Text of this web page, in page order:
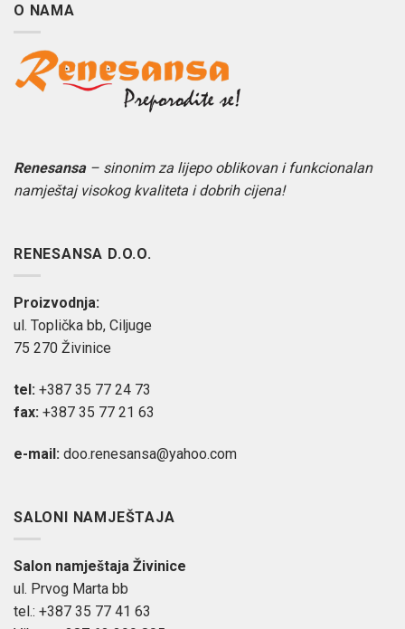
O NAMA
Renesansa– sinonim za lijepo oblikovan i funkcionalan
namještaj visokog kvaliteta i dobrih cijena!
RENESANSA D.O.O.
Proizvodnja:
ul. Toplička bb, Ciljuge
75 270 Živinice
tel: +387 35 77 24 73
fax: +387 35 77 21 63
e-mail: doo.renesansa@yahoo.com
SALONI NAMJEŠTAJA
Salon namještaja Živinice
ul. Prvog Marta bb
tel.: +387 35 77 41 63